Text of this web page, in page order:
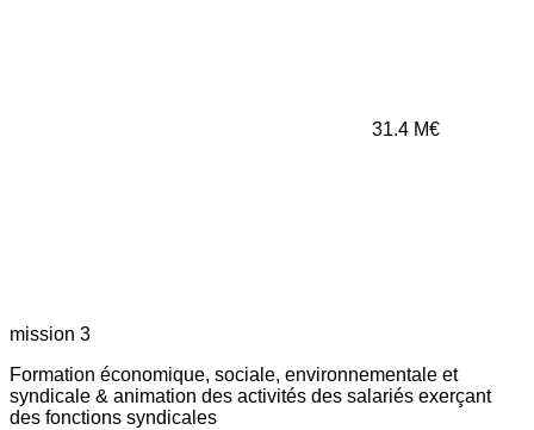
31.4 M€
mission 3
Formation économique, sociale, environnementale et
syndicale & animation des activités des salariés exerçant
des fonctions syndicales